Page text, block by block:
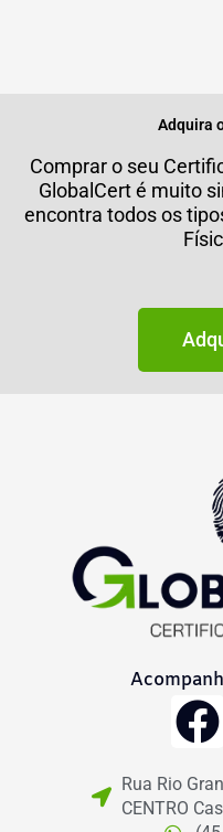
Adquira
Comprar o seu
GlobalCert é muito
encontra todos os
F
a
c
Rua Rio
CENTRO